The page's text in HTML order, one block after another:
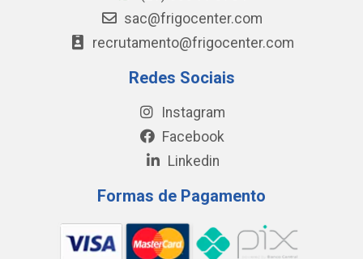
sac@frigocenter.com
recrutamento@frigocenter.com
Redes Sociais
Instagram
Facebook
Linkedin
Formas de Pagamento